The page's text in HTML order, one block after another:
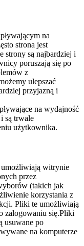
na
strona jest
strony są najbardziej i
poruszają się po
z
ulepszać
przyjazną i
na wydajność
są trwale
użytkownika.
umożliwiają witrynie
przez
(takich jak
korzystania z
Pliki te umożliwiają
zalogowaniu się.Pliki
usuwane po
na komputerze